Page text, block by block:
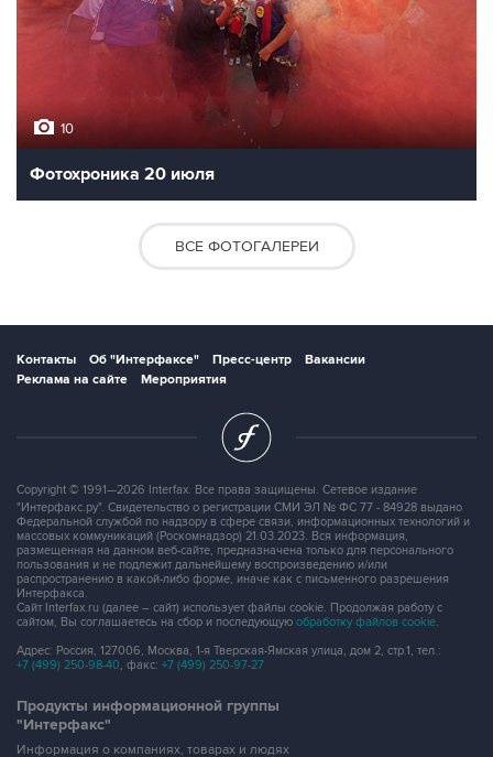
10
Фотохроника 20 июля
ВСЕ ФОТОГАЛЕРЕИ
Контакты Об "Интерфаксе" Пресс-центр
Вакансии
Реклама на сайте
Мероприятия
Copyright © 1991—2026 Interfax. Все права защищены. Сетевое издание
"Интерфакс.ру". Свидетельство о регистрации СМИ ЭЛ № ФС 77 - 84928 выдано
Федеральной службой по надзору в сфере связи, информационных технологий и
массовых коммуникаций (Роскомнадзор) 21.03.2023. Вся информация,
размещенная на данном веб-сайте, предназначена только для персонального
пользования и не подлежит дальнейшему воспроизведению и/или
распространению в какой-либо форме, иначе как с письменного разрешения
Интерфакса.
Сайт Interfax.ru (далее – сайт) использует файлы cookie. Продолжая работу с
сайтом, Вы соглашаетесь на сбор и последующую обработку файлов cookie.
Адрес: Россия, 127006, Москва, 1-я Тверская-Ямская улица, дом 2, стр.1, тел.:
+7 (499) 250-98-40, факс: +7 (499) 250-97-27
Продукты информационной группы
"Интерфакс"
Информация о компаниях, товарах и людях